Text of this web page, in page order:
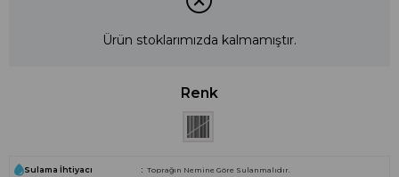
Ürün stoklarımızda kalmamıştır.
Renk
Sulama İhtiyacı Toprağın Nemine Göre Sulanmalıdır.